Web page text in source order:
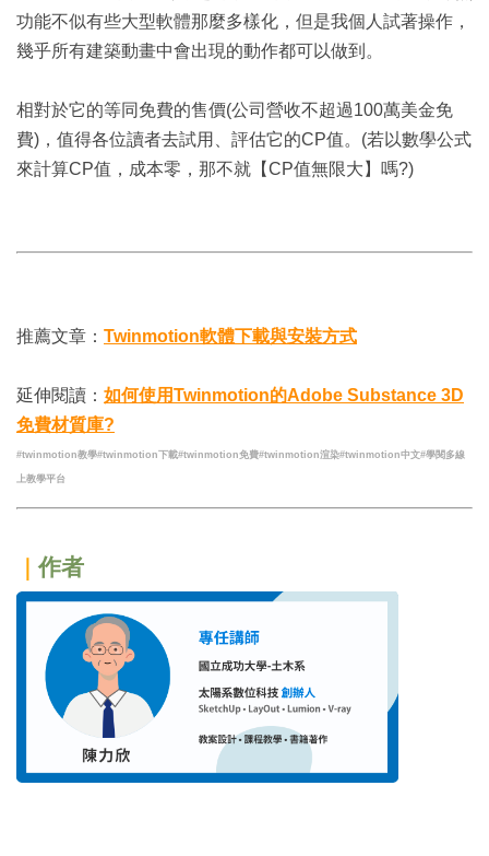
功能不似有些大型軟體那麼多樣化，但是我個人試著操作，
幾乎所有建築動畫中會出現的動作都可以做到。
相對於它的等同免費的售價(公司營收不超過100萬美金免
費)，值得各位讀者去試用、評估它的CP值。(若以數學公式
來計算CP值，成本零，那不就【CP值無限大】嗎?)
推薦文章： Twinmotion軟體下載與安裝方式
延伸閱讀： 如何使用Twinmotion的Adobe Substance 3D
免費材質庫?
#twinmotion教學#twinmotion下載#twinmotion免費#twinmotion渲染#twinmotion中文#學閱多線
上教學平台
｜作者